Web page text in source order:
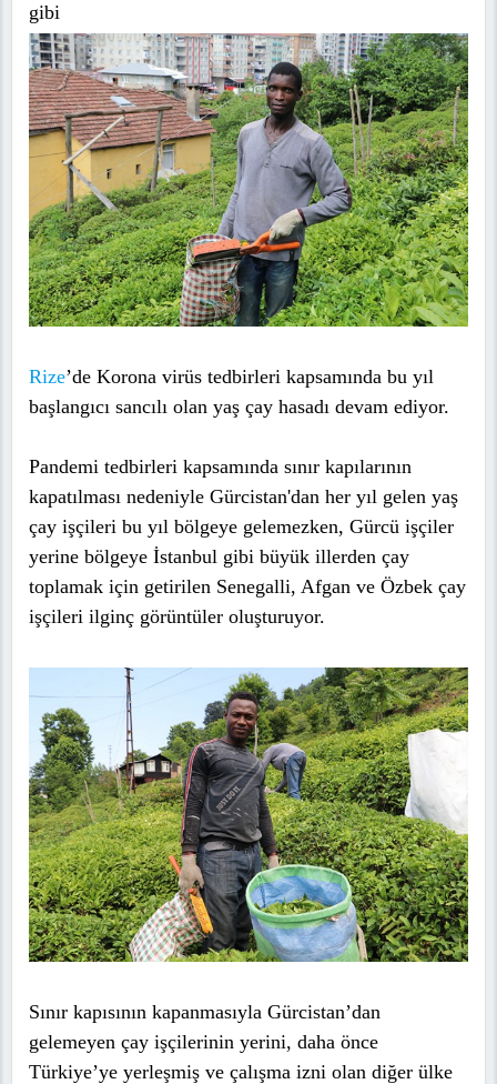
gibi
Rize’de Korona virüs tedbirleri kapsamında bu yıl
başlangıcı sancılı olan yaş çay hasadı devam ediyor.
Pandemi tedbirleri kapsamında sınır kapılarının
kapatılması nedeniyle Gürcistan'dan her yıl gelen yaş
çay işçileri bu yıl bölgeye gelemezken, Gürcü işçiler
yerine bölgeye İstanbul gibi büyük illerden çay
toplamak için getirilen Senegalli, Afgan ve Özbek çay
işçileri ilginç görüntüler oluşturuyor.
Sınır kapısının kapanmasıyla Gürcistan’dan
gelemeyen çay işçilerinin yerini, daha önce
Türkiye’ye yerleşmiş ve çalışma izni olan diğer ülke